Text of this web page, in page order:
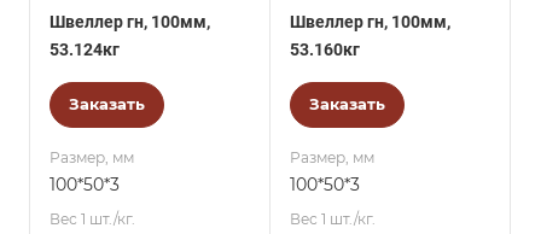
Швеллер гн, 100мм,
53.124кг
Заказать
Размер, мм
100*50*3
Вес 1 шт./кг.
Швеллер гн, 100мм,
53.160кг
Заказать
Размер, мм
100*50*3
Вес 1 шт./кг.